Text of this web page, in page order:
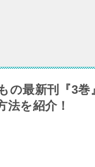
の最新刊『3
を紹介！